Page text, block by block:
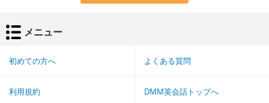
メニュー
初めての方へ よくある質問
利用規約 DMM英会話トップへ